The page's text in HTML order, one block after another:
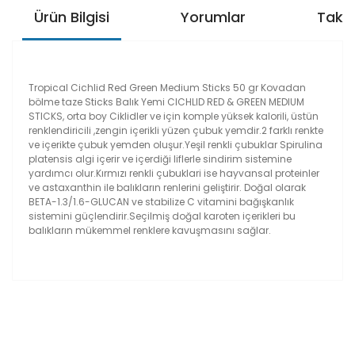
Ürün Bilgisi Yorumlar
Tropical Cichlid Red Green Medium Sticks 50 gr Kovadan
bölme taze Sticks Balık Yemi CICHLID RED & GREEN MEDIUM
STICKS, orta boy Ciklidler ve için komple yüksek kalorili, üstün
renklendiricili ,zengin içerikli yüzen çubuk yemdir.2 farklı renkte
ve içerikte çubuk yemden oluşur.Yeşil renkli çubuklar Spirulina
platensis algi içerir ve içerdiği liflerle sindirim sistemine
yardımcı olur.Kırmızı renkli çubuklari ise hayvansal proteinler
ve astaxanthin ile balıkların renlerini geliştirir. Doğal olarak
BETA-1.3/1.6-GLUCAN ve stabilize C vitamini bağışkanlık
sistemini güçlendirir.Seçilmiş doğal karoten içerikleri bu
balıkların mükemmel renklere kavuşmasını sağlar.